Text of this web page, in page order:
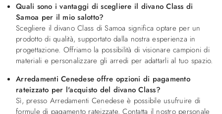
Quali sono i vantaggi di scegliere il divano Class di
Samoa per il mio salotto?
Scegliere il divano Class di Samoa significa optare per un
prodotto di qualità, supportato dalla nostra esperienza in
progettazione. Offriamo la possibilità di visionare campioni di
materiali e personalizzare gli arredi per adattarli al tuo spazio.
Arredamenti Cenedese offre opzioni di pagamento
rateizzato per l'acquisto del divano Class?
Sì, presso Arredamenti Cenedese è possibile usufruire di
formule di pagamento rateizzate. Contatta il nostro personale